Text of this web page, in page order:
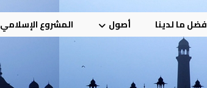
ما لدينا أصول المشروع الإسلامي